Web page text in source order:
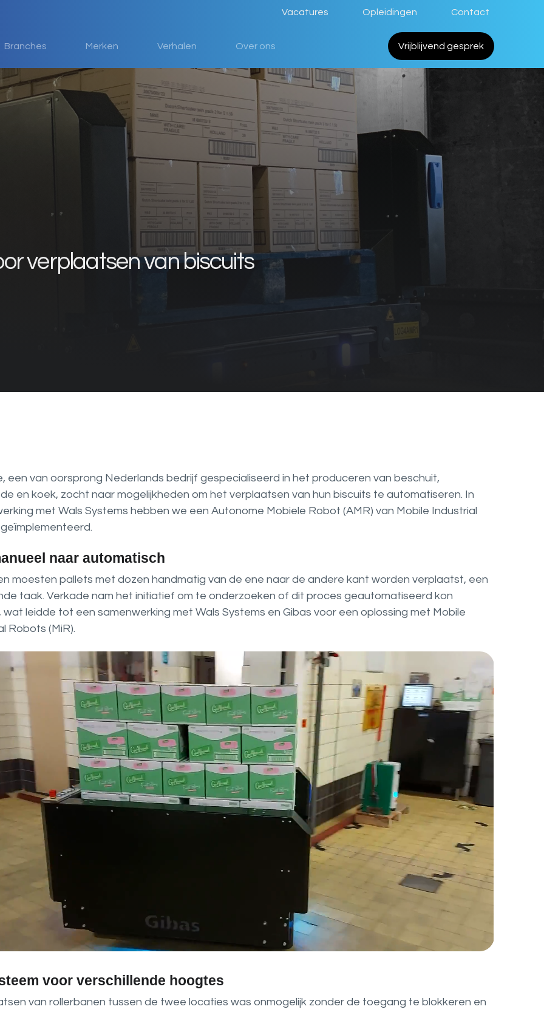
Vacatures Opleidingen Contact
Branches Merken Verhalen Over ons Vrijblijvend gesprek
verplaatsen van biscuits
een van oorsprong Nederlands bedrijf gespecialiseerd in het produceren van beschuit,
en koek, zocht naar mogelijkheden om het verplaatsen van hun biscuits te automatiseren. In
met Wals Systems hebben we een Autonome Mobiele Robot (AMR) van Mobile Industrial
naar automatisch
moesten pallets met dozen handmatig van de ene naar de andere kant worden verplaatst, een
taak. Verkade nam het initiatief om te onderzoeken of dit proces geautomatiseerd kon
wat leidde tot een samenwerking met Wals Systems en Gibas voor een oplossing met Mobile
Robots (MiR).
voor verschillende hoogtes
van rollerbanen tussen de twee locaties was onmogelijk zonder de toegang te blokkeren en